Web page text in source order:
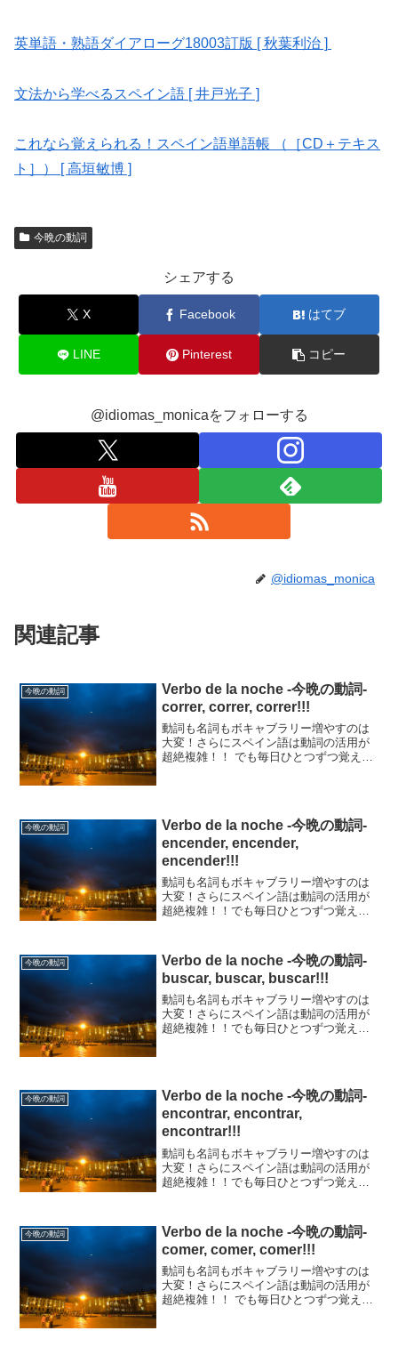
英単語・熟語ダイアローグ18003訂版 [ 秋葉利治 ]
文法から学べるスペイン語 [ 井戸光子 ]
これなら覚えられる！スペイン語単語帳 （［CD＋テキス
ト］） [ 高垣敏博 ]
今晩の動詞
シェアする
X Facebook はてブ
LINE Pinterest コピー
@idiomas_monicaをフォローする
@idiomas_monica
関連記事
今晩の動詞
Verbo de la noche -今晩の動詞-
correr, correr, correr!!!
動詞も名詞もボキャブラリー増やすのは
大変！さらにスペイン語は動詞の活用が
超絶複雑！！ でも毎日ひとつずつ覚えて
今晩の動詞
Verbo de la noche -今晩の動詞-
encender, encender,
encender!!!
動詞も名詞もボキャブラリー増やすのは
大変！さらにスペイン語は動詞の活用が
超絶複雑！！でも毎日ひとつずつ覚えて
います。なので、例文は活用せずにシン
プルな例文にしています。...
今晩の動詞
Verbo de la noche -今晩の動詞-
buscar, buscar, buscar!!!
動詞も名詞もボキャブラリー増やすのは
大変！さらにスペイン語は動詞の活用が
超絶複雑！！でも毎日ひとつずつ覚えて
プルな例文にしています。...
今晩の動詞
Verbo de la noche -今晩の動詞-
encontrar, encontrar,
encontrar!!!
動詞も名詞もボキャブラリー増やすのは
大変！さらにスペイン語は動詞の活用が
超絶複雑！！でも毎日ひとつずつ覚えて
います。なので、例文は活用せずにシン
プルな例文にしています。...
今晩の動詞
Verbo de la noche -今晩の動詞-
comer, comer, comer!!!
動詞も名詞もボキャブラリー増やすのは
大変！さらにスペイン語は動詞の活用が
超絶複雑！！ でも毎日ひとつずつ覚えて